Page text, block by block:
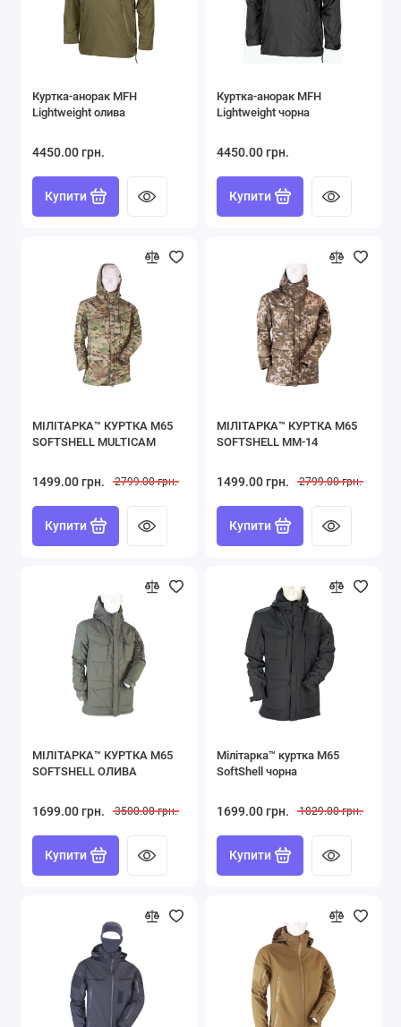
Куртка-анорак MFH
Lightweight олива
4450.00 грн.
Купити
Куртка-анорак MFH
Lightweight чорна
4450.00 грн.
Купити
МІЛІТАРКА™ КУРТКА M65
SOFTSHELL MULTICAM
1499.00 грн. 2799.00 грн.
Купити
МІЛІТАРКА™ КУРТКА M65
SOFTSHELL ММ-14
1499.00 грн. 2799.00 грн.
Купити
МІЛІТАРКА™ КУРТКА M65
SOFTSHELL ОЛИВА
1699.00 грн. 3500.00 грн.
Купити
Мілітарка™ куртка M65
SoftShell чорна
1699.00 грн. 1829.00 грн.
Купити